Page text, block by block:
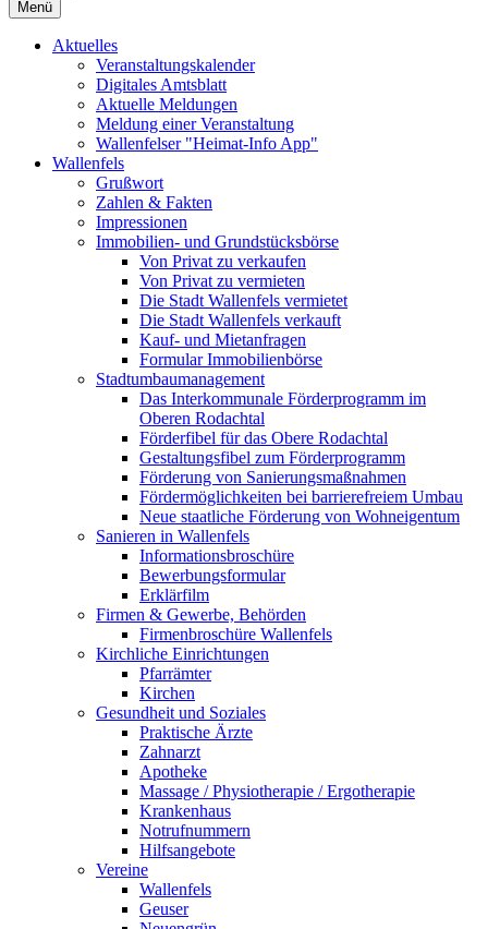
Menü
Aktuelles
Veranstaltungskalender
Digitales Amtsblatt
Aktuelle Meldungen
Meldung einer Veranstaltung
Wallenfelser "Heimat-Info App"
Wallenfels
Grußwort
Zahlen & Fakten
Impressionen
Immobilien- und Grundstücksbörse
Von Privat zu verkaufen
Von Privat zu vermieten
Die Stadt Wallenfels vermietet
Die Stadt Wallenfels verkauft
Kauf- und Mietanfragen
Formular Immobilienbörse
Stadtumbaumanagement
Das Interkommunale Förderprogramm im
Oberen Rodachtal
Förderfibel für das Obere Rodachtal
Gestaltungsfibel zum Förderprogramm
Förderung von Sanierungsmaßnahmen
Fördermöglichkeiten bei barrierefreiem Umbau
Neue staatliche Förderung von Wohneigentum
Sanieren in Wallenfels
Informationsbroschüre
Bewerbungsformular
Erklärfilm
Firmen & Gewerbe, Behörden
Firmenbroschüre Wallenfels
Kirchliche Einrichtungen
Pfarrämter
Kirchen
Gesundheit und Soziales
Praktische Ärzte
Zahnarzt
Apotheke
Massage / Physiotherapie / Ergotherapie
Krankenhaus
Notrufnummern
Hilfsangebote
Vereine
Wallenfels
Geuser